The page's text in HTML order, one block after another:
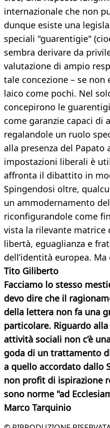
internazionale che non
dunque esiste una
speciali "guarentigie"
sembra derivare da
valutazione di ampio
tale concezione – se non
laico come pochi. Nel
concepirono le
come garanzie capaci di
regalandole un ruolo
alla presenza del Papato
impostazioni liberali è
affronta il dibattito in
Spingendosi oltre,
un ammodernamento
riconfigurandole come
vista la rilevante
libertà, eguaglianza e
dell’identità europea.
Tito Giliberto
Facciamo lo stesso
devo dire che il
della lettera non fa una
particolare. Riguardo
attività sociali non c’è
goda di un trattamento
a quello accordato dallo
non profit di ispirazione
sono norme "ad
Marco Tarquinio